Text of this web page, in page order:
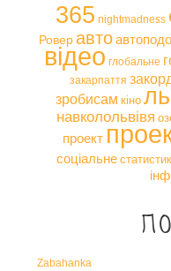
365 nightmadness
Роверавто
відео глобальне
закарпаття
зробисам кіно
навколольвівя
проект
соціальне
Zabahanka